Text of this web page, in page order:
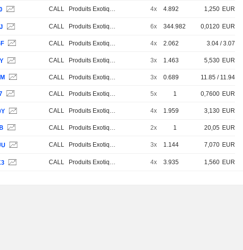
CALL Produits Exotiques 4x 4.892 1,250 EUR
CALL Produits Exotiques 6x 344.982 0,0120 EUR
CALL Produits Exotiques 4x 2.062 3.04 / 3.07
CALL Produits Exotiques 3x 1.463 5,530 EUR
CALL Produits Exotiques 3x 0.689 11.85 / 11.94
CALL Produits Exotiques 5x 1 0,7600 EUR
CALL Produits Exotiques 4x 1.959 3,130 EUR
CALL Produits Exotiques 2x 1 20,05 EUR
CALL Produits Exotiques 3x 1.144 7,070 EUR
CALL Produits Exotiques 4x 3.935 1,560 EUR